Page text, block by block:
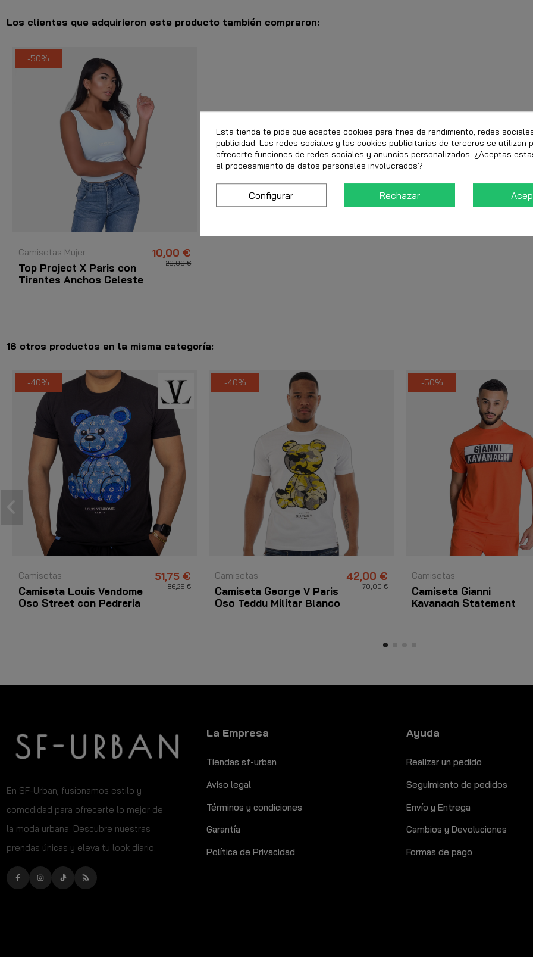
Los clientes que adquirieron este producto también compraron:
-50%
Camisetas Mujer
Top Project X Paris con
Tirantes Anchos Celeste
10,00 €
20,00 €
16 otros productos en la misma categoría:
-40%
Camisetas
Camiseta Louis Vendome
Oso Street con Pedreria
51,75 €
86,25 €
-40%
Camisetas
Camiseta George V Paris
Oso Teddy Militar Blanco
42,00 €
70,00 €
-50%
Camisetas
Camiseta Gianni
Kavanagh Statement
​En SF-Urban, fusionamos estilo y
comodidad para ofrecerte lo mejor de
la moda urbana. Descubre nuestras
prendas únicas y eleva tu look diario.
La Empresa
Tiendas sf-urban
Aviso legal
Términos y condiciones
Garantía
Política de Privacidad
Ayuda
Realizar un pedido
Seguimiento de pedidos
Envío y Entrega
Cambios y Devoluciones
Formas de pago
Esta tienda te pide que aceptes cookies para fines de rendimiento, redes
publicidad. Las redes sociales y las cookies publicitarias de terceros se utilizan
ofrecerte funciones de redes sociales y anuncios personalizados. ¿Aceptas
el procesamiento de datos personales involucrados?
Configurar Rechazar